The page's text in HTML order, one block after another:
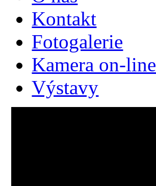
Kontakt
Fotogalerie
Kamera on-line
Výstavy